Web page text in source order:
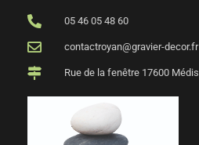
05 46 05 48 60
contactroyan@gravier-decor.fr
Rue de la fenêtre 17600 Médis